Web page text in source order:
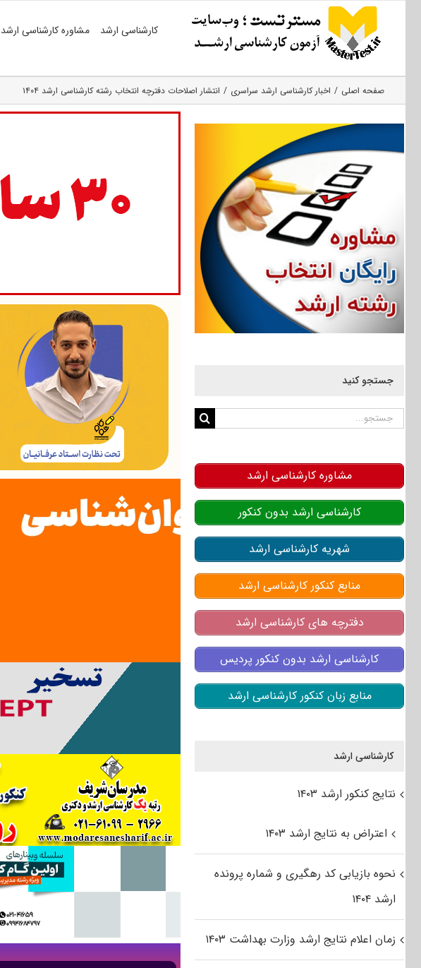
کارشناسی ارشد مشاوره کارشناسی ارشد
صفحه اصلی اخبار کارشناسی ارشد سراسری انتشار اصلاحات دفترچه انتخاب رشته کارشناسی ارشد ۱۴۰۴
جستجو کنید
جستجو
مشاوره کارشناسی ارشد
کارشناسی ارشد بدون کنکور
شهریه کارشناسی ارشد
منابع کنکور کارشناسی ارشد
دفترچه های کارشناسی ارشد
کارشناسی ارشد بدون کنکور پردیس
منابع زبان کنکور کارشناسی ارشد
کارشناسی ارشد
نتایج کنکور ارشد ۱۴۰۳
اعتراض به نتایج ارشد ۱۴۰۳
نحوه بازیابی کد رهگیری و شماره پرونده
ارشد ۱۴۰۴
زمان اعلام نتایج ارشد وزارت بهداشت ۱۴۰۳